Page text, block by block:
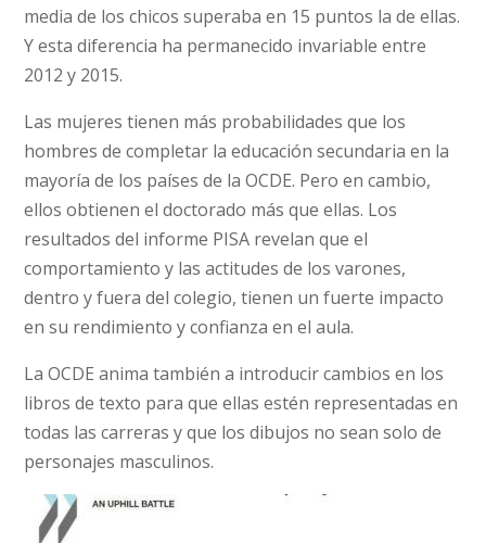
media de los chicos superaba en 15 puntos la de ellas.
Y esta diferencia ha permanecido invariable entre
2012 y 2015.
Las mujeres tienen más probabilidades que los
hombres de completar la educación secundaria en la
mayoría de los países de la OCDE. Pero en cambio,
ellos obtienen el doctorado más que ellas. Los
resultados del informe PISA revelan que el
comportamiento y las actitudes de los varones,
dentro y fuera del colegio, tienen un fuerte impacto
en su rendimiento y confianza en el aula.
La OCDE anima también a introducir cambios en los
libros de texto para que ellas estén representadas en
todas las carreras y que los dibujos no sean solo de
personajes masculinos.